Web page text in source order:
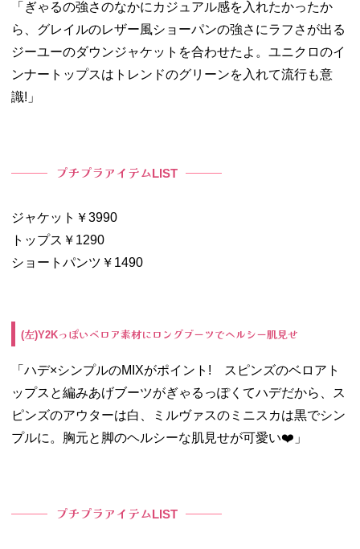
「ぎゃるの強さのなかにカジュアル感を入れたかったか
ら、グレイルのレザー風ショーパンの強さにラフさが出る
ジーユーのダウンジャケットを合わせたよ。ユニクロのイ
ンナートップスはトレンドのグリーンを入れて流行も意
識! 」
プチプラアイテムLIST
ジャケット￥3990
トップス￥1290
ショートパンツ￥1490
(左)Y2Kっぽいベロア素材にロングブーツでヘルシー肌見せ
「ハデ×シンプルのMIXがポイント ! スピンズのベロアト
ップスと編みあげブーツがぎゃるっぽくてハデだから、ス
ピンズのアウターは白、ミルヴァスのミニスカは黒でシン
プルに。胸元と脚のヘルシーな肌見せが可愛い❤️」
プチプラアイテムLIST